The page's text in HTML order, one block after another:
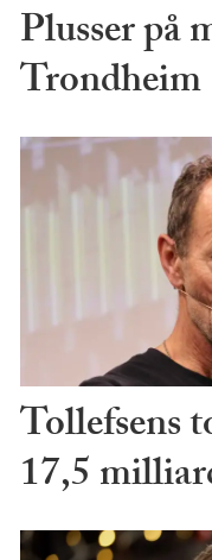
Plusser på
Trondheim
Tollefsens
17,5